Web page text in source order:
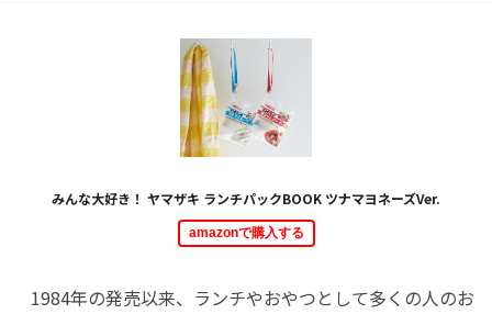
みんな大好き！ ヤマザキ ランチパックBOOK ツナマヨネーズVer.
amazonで購入する
1984年の発売以来、ランチやおやつとして多くの人のお